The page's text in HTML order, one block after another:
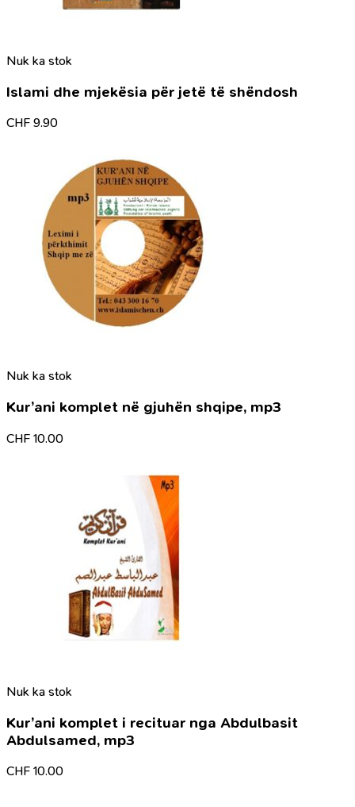
Nuk ka stok
Islami dhe mjekësia për jetë të shëndosh
CHF 9.90
Nuk ka stok
Kur’ani komplet në gjuhën shqipe, mp3
CHF 10.00
Nuk ka stok
Kur’ani komplet i recituar nga Abdulbasit
Abdulsamed, mp3
CHF 10.00